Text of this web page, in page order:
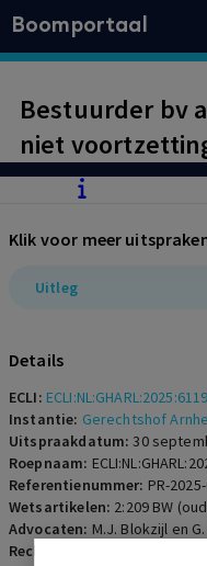
Boomportaal
Bestuurder bv
niet
Klik voor meer
Uitleg
Details
ECLI: ECLI:NL:GHARL:2025:6119
Instantie: Gerechtshof
Uitspraakdatum:30
Roepnaam:
Referentienummer: PR-
Wetsartikelen: 2:209 BW
Advocaten: M.J. Blokzijl en
Rechters: